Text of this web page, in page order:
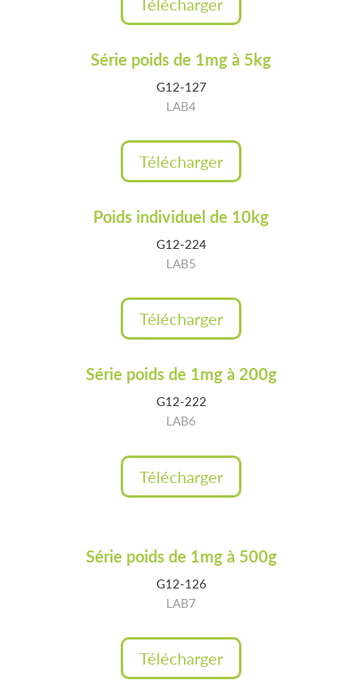
Série poids de 1mg à 5kg
G12-127
LAB4
Télécharger
Poids individuel de 10kg
G12-224
LAB5
Télécharger
Série poids de 1mg à 200g
G12-222
LAB6
Télécharger
Série poids de 1mg à 500g
G12-126
LAB7
Télécharger